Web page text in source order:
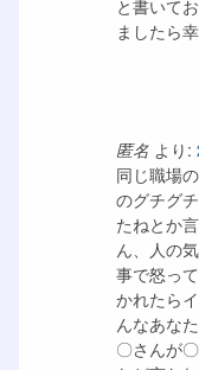
と書いて
ましたら
匿名 より:
同じ職場
のグチグ
たねとか
ん、人の
事で怒っ
かれたら
んなあな
〇さんが